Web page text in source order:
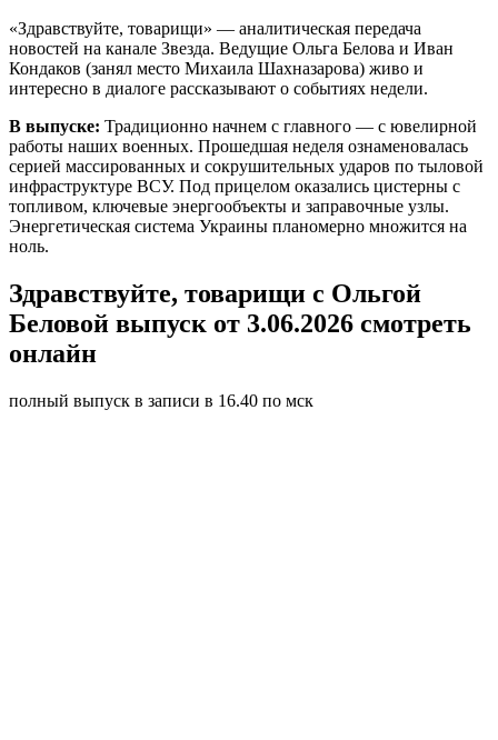
«Здравствуйте, товарищи» — аналитическая передача
новостей на канале Звезда. Ведущие Ольга Белова и Иван
Кондаков (занял место Михаила Шахназарова) живо и
интересно в диалоге рассказывают о событиях недели.
В выпуске: Традиционно начнем с главного — с ювелирной
работы наших военных. Прошедшая неделя ознаменовалась
серией массированных и сокрушительных ударов по тыловой
инфраструктуре ВСУ. Под прицелом оказались цистерны с
топливом, ключевые энергообъекты и заправочные узлы.
Энергетическая система Украины планомерно множится на
ноль.
Здравствуйте, товарищи с Ольгой
Беловой выпуск от 3.06.2026 смотреть
онлайн
полный выпуск в записи в 16.40 по мск